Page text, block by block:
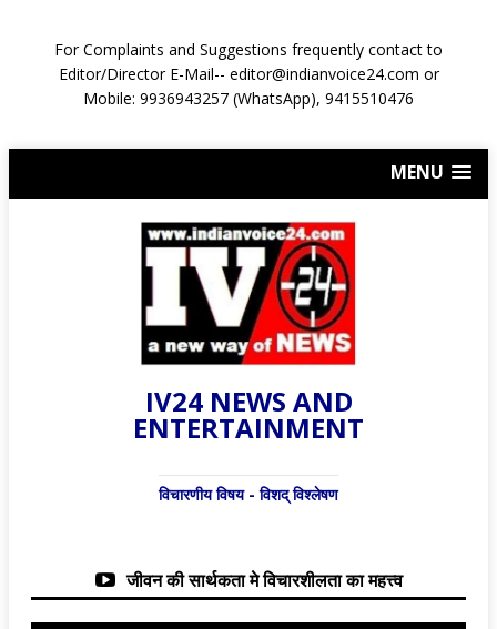
For Complaints and Suggestions frequently contact to
Editor/Director E-Mail-- editor@indianvoice24.com or
Mobile: 9936943257 (WhatsApp), 9415510476
MENU
IV24 NEWS AND
ENTERTAINMENT
विचारणीय विषय - विशद् विश्लेषण
जीवन की सार्थकता मे विचारशीलता का महत्त्व